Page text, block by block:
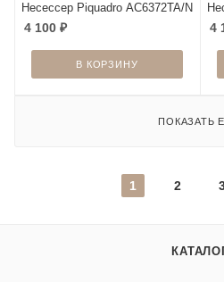
Несессер Piquadro AC6372TA/N
4 100 ₽
В КОРЗИНУ
4
ПОКАЗАТЬ
1 2